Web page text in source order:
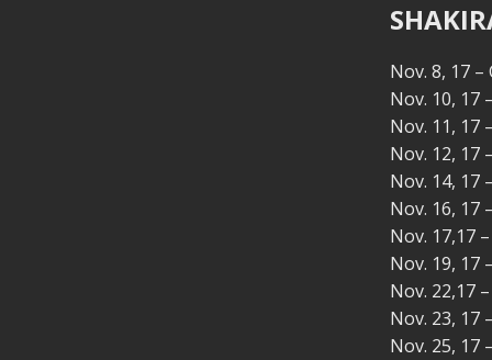
Nov. 8, 17
Nov. 10, 17
Nov. 11, 17
Nov. 12, 17
Nov. 14, 17
Nov. 16, 17
Nov. 17,17
Nov. 19, 17
Nov. 22,17
Nov. 23, 17
Nov. 25, 17